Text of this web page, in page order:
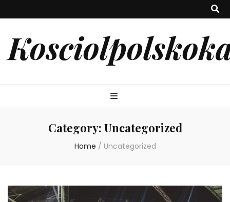
Category: Uncategorized
Home / Uncategorized